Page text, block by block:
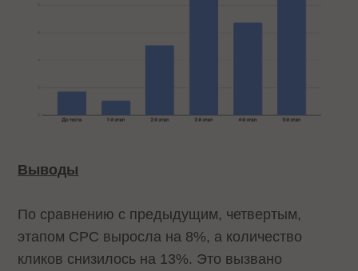
Выводы
По сравнению с предыдущим, четвертым,
этапом CPC выросла на 8%, а количество
кликов снизилось на 13%. Это вызвано